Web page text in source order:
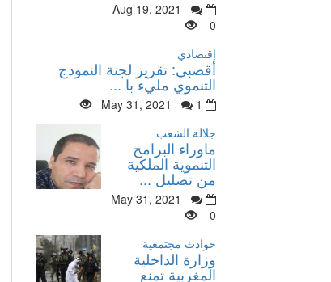
Aug 19, 2021
0
إقتصادي
أقصبي: تقرير لجنة النمودج
التنموي مليء با ...
May 31, 2021
1
جلالة الشعب
ماوراء البرامج
التنموية الملكية
من تضليل ...
May 31, 2021
0
حوادث مجتمعية
وزارة الداخلية
المغربية تمنع